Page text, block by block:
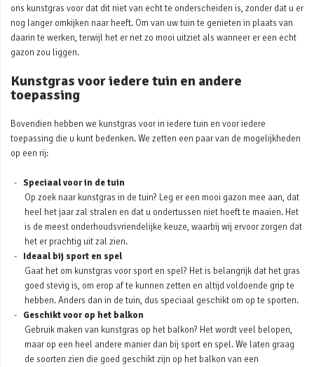
ons kunstgras voor dat dit niet van echt te onderscheiden is, zonder dat u er
nog langer omkijken naar heeft. Om van uw tuin te genieten in plaats van
daarin te werken, terwijl het er net zo mooi uitziet als wanneer er een echt
gazon zou liggen.
Kunstgras voor iedere tuin en andere
toepassing
Bovendien hebben we kunstgras voor in iedere tuin en voor iedere
toepassing die u kunt bedenken. We zetten een paar van de mogelijkheden
op een rij:
Speciaal voor in de tuin
Op zoek naar kunstgras in de tuin? Leg er een mooi gazon mee aan, dat
heel het jaar zal stralen en dat u ondertussen niet hoeft te maaien. Het
is de meest onderhoudsvriendelijke keuze, waarbij wij ervoor zorgen dat
het er prachtig uit zal zien.
Ideaal bij sport en spel
Gaat het om kunstgras voor sport en spel? Het is belangrijk dat het gras
goed stevig is, om erop af te kunnen zetten en altijd voldoende grip te
hebben. Anders dan in de tuin, dus speciaal geschikt om op te sporten.
Geschikt voor op het balkon
Gebruik maken van kunstgras op het balkon? Het wordt veel belopen,
maar op een heel andere manier dan bij sport en spel. We laten graag
de soorten zien die goed geschikt zijn op het balkon van een